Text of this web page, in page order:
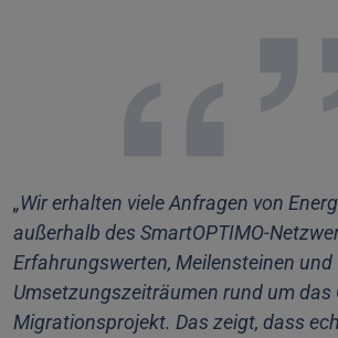
„Wir erhalten viele Anfragen von
außerhalb des SmartOPTIMO-
Erfahrungswerten, Meilensteinen und
Umsetzungszeiträumen rund um das
Migrationsprojekt. Das zeigt, dass